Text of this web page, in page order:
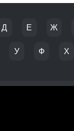
Д Е Ж
У Ф Х